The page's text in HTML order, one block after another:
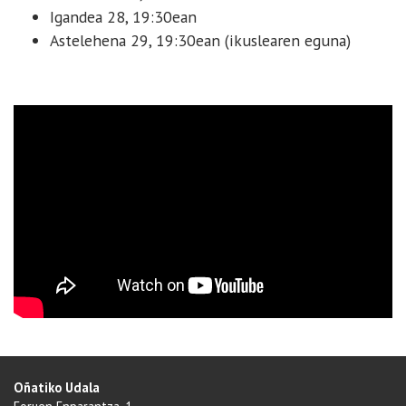
Igandea 28, 19:30ean
Astelehena 29, 19:30ean (ikuslearen eguna)
Oñatiko Udala